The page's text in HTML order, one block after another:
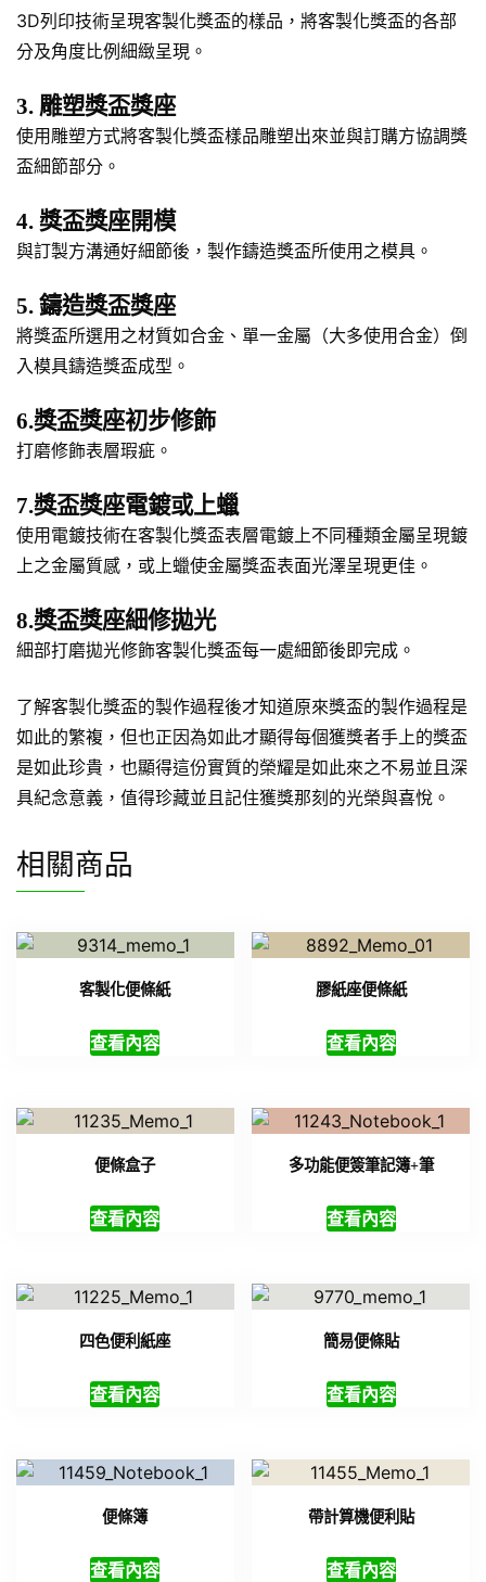
3D列印技術呈現客製化獎盃的樣品，將客製化獎盃的各部
分及角度比例細緻呈現。
3. 雕塑獎盃獎座
使用雕塑方式將客製化獎盃樣品雕塑出來並與訂購方協調獎
盃細節部分。
4. 獎盃獎座開模
與訂製方溝通好細節後，製作鑄造獎盃所使用之模具。
5. 鑄造獎盃獎座
將獎盃所選用之材質如合金、單一金屬（大多使用合金）倒
入模具鑄造獎盃成型。
6.獎盃獎座初步修飾
打磨修飾表層瑕疵。
7.獎盃獎座電鍍或上蠟
使用電鍍技術在客製化獎盃表層電鍍上不同種類金屬呈現鍍
上之金屬質感，或上蠟使金屬獎盃表面光澤呈現更佳。
8.獎盃獎座細修拋光
細部打磨拋光修飾客製化獎盃每一處細節後即完成。
了解客製化獎盃的製作過程後才知道原來獎盃的製作過程是
如此的繁複，但也正因為如此才顯得每個獲獎者手上的獎盃
是如此珍貴，也顯得這份實質的榮耀是如此來之不易並且深
具紀念意義，值得珍藏並且記住獲獎那刻的光榮與喜悅。
相關商品
客製化便條紙
查看內容
膠紙座便條紙
查看內容
便條盒子
查看內容
多功能便簽筆記簿+筆
查看內容
四色便利紙座
查看內容
簡易便條貼
查看內容
便條簿
查看內容
帶計算機便利貼
查看內容